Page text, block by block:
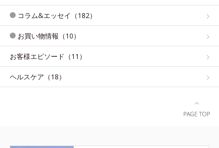
コラム&エッセイ（182）
お買い物情報（10）
お客様エピソード（11）
ヘルスケア（18）